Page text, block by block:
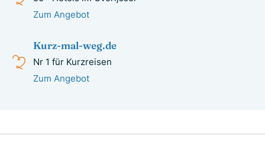
Zum Angebot
Kurz-mal-weg.de
Nr 1 für Kurzreisen
Zum Angebot